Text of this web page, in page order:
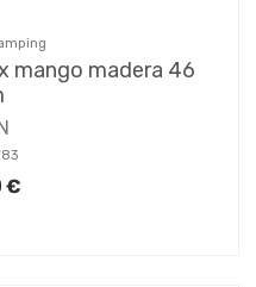
mango madera 46
€